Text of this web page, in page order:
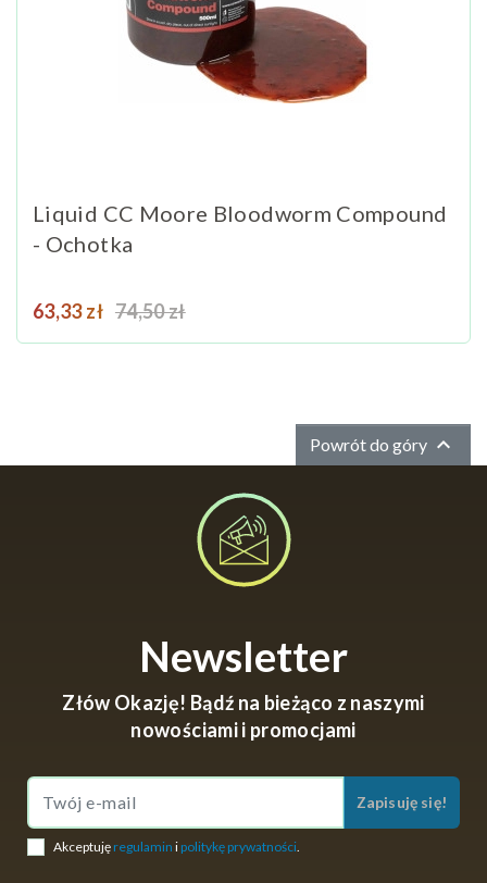
Liquid CC Moore Bloodworm Compound
- Ochotka
Cena
63,33 zł Cena podstawowa
74,50 zł
Powrót do góry 
Newsletter
Złów Okazję! Bądź na bieżąco z naszymi
nowościami i promocjami
Zapisuję się!
Akceptuję regulamin i politykę prywatności